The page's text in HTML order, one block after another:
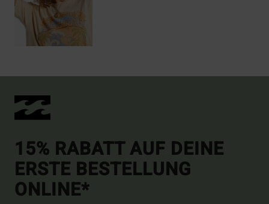
15% RABATT AUF DEINE
ERSTE BESTELLUNG
ONLINE*